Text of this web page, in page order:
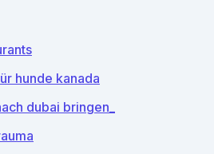
hunde kanada
dubai bringen_